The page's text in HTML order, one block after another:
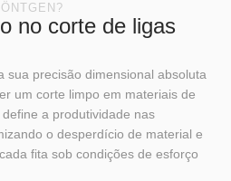
no corte de ligas
sua precisão dimensional absoluta
um corte limpo em materiais de
a produtividade nas
o desperdício de material e
fita sob condições de esforço